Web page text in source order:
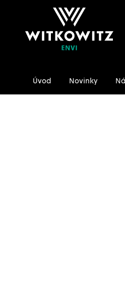
Úvod Novinky
Úvodní stránka Ke